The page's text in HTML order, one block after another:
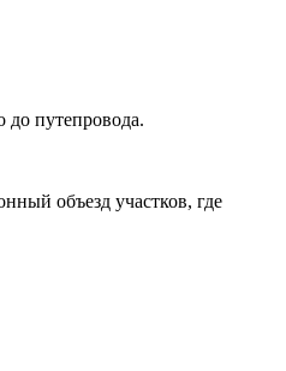
до путепровода.
объезд участков, где